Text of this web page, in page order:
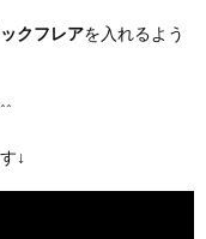
クフレアを入れるよう
↓